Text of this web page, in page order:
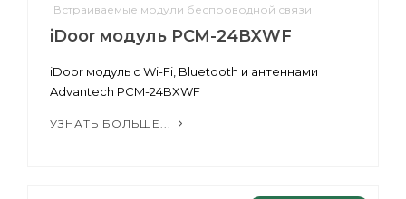
Встраиваемые модули беспроводной связи
iDoor модуль PCM-24BXWF
iDoor модуль с Wi-Fi, Bluetooth и антеннами
Advantech PCM-24BXWF
УЗНАТЬ БОЛЬШЕ...